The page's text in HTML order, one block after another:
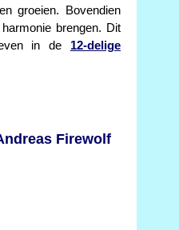
groeien. Bovendien
brengen. Dit
in de 12-delige
Firewolf